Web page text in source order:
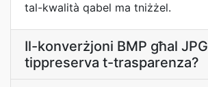
tal-kwalità qabel ma tniżżel.
Il-konverżjoni BMP għal JPG
tippreserva t-trasparenza?